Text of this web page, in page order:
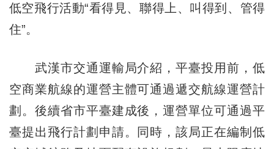
低空飛行活動“看得見、聯得上、叫得到、管得
住”。
武漢市交通運輸局介紹，平臺投用前，低
空商業航線的運營主體可通過遞交航線運營計
劃。後續省市平臺建成後，運營單位可通過平
臺提出飛行計劃申請。同時，該局正在編制低